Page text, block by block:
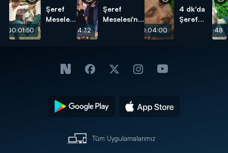
00:01:50
Şeref
Meselesi
00:04:32
Şeref
Meselesi'nin
00:04:00
4 dk'da
Şeref
00:02:48
Tüm Uygulamalarımız